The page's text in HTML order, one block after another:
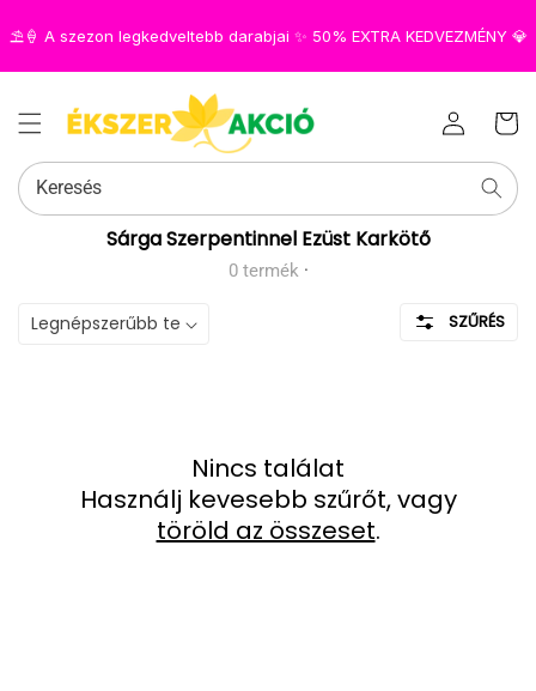
⛱️🍦 A szezon legkedveltebb darabjai ✨ 50% EXTRA KEDVEZMÉNY 💎
Bejelentkezés
kosara
Keresés
Kollekció:
Sárga Szerpentinnel Ezüst Karkötő
0 termék ·
SZŰRÉS
Nincs találat
Használj kevesebb szűrőt, vagy
töröld az összeset.